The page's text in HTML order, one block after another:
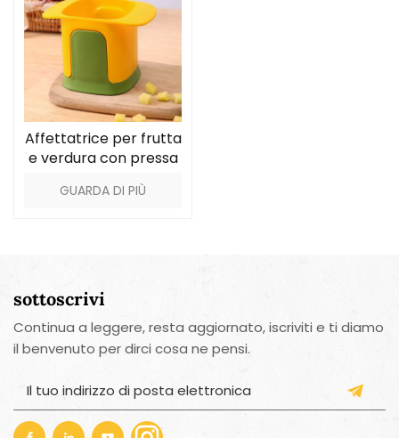
Affettatrice per frutta
e verdura con pressa
GUARDA DI PIÙ
sottoscrivi
Continua a leggere, resta aggiornato, iscriviti e ti diamo
il benvenuto per dirci cosa ne pensi.